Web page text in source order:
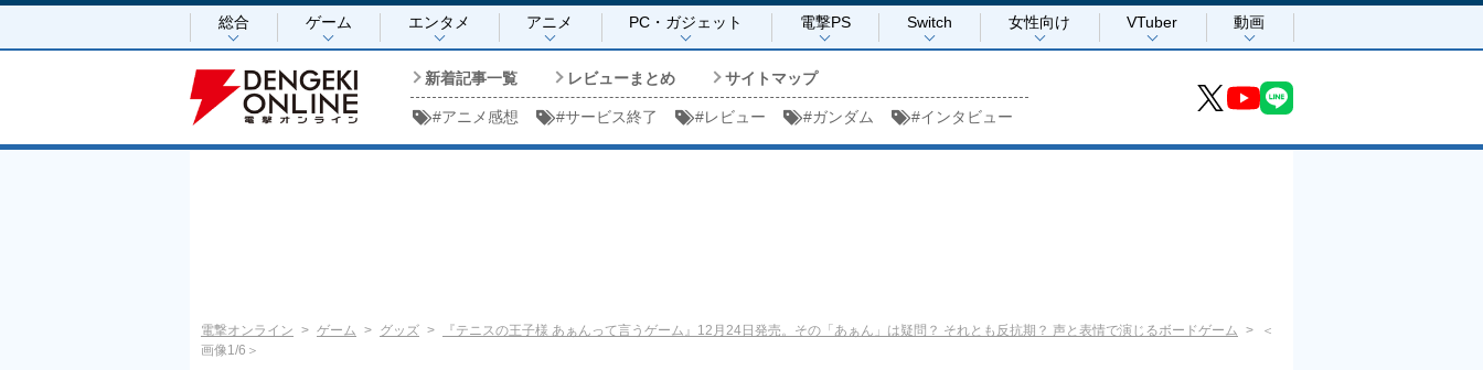
総合 ゲーム エンタメ アニメ PC・ガジェット 電撃PS Switch 女性向け VTuber 動画
新着記事一覧 レビューまとめ サイトマップ
#アニメ感想 #サービス終了 #レビュー #ガンダム #インタビュー
電撃オンライン ゲーム グッズ 『テニスの王子様 あぁんって言うゲーム』12月24日発売。その「あぁん」は疑問？ それとも反抗期？ 声と表情で演じるボードゲーム
＜
画像1/6＞